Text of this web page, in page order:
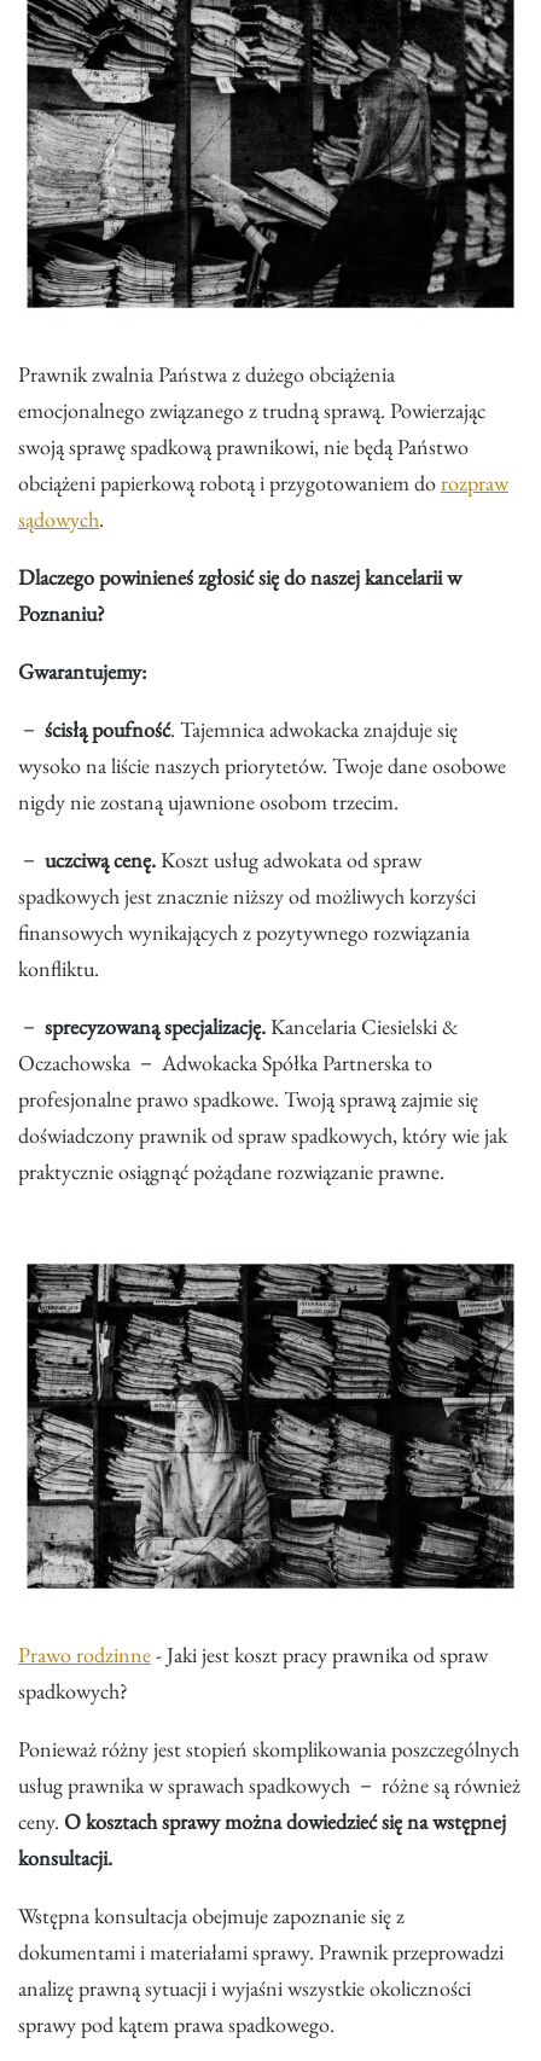
Prawnik zwalnia Państwa z dużego obciążenia
emocjonalnego związanego z trudną sprawą. Powierzając
swoją sprawę spadkową prawnikowi, nie będą Państwo
obciążeni papierkową robotą i przygotowaniem dorozpraw
sądowych.
Dlaczego powinieneś zgłosić się do naszej kancelarii w
Poznaniu?
Gwarantujemy:
－ ścisłą poufność. Tajemnica adwokacka znajduje się
wysoko na liście naszych priorytetów. Twoje dane osobowe
nigdy nie zostaną ujawnione osobom trzecim.
－ uczciwą cenę.Koszt usług adwokata od spraw
spadkowych jest znacznie niższy od możliwych korzyści
finansowych wynikających z pozytywnego rozwiązania
konfliktu.
－ sprecyzowaną specjalizację.Kancelaria Ciesielski &
Oczachowska － Adwokacka Spółka Partnerska to
profesjonalne prawo spadkowe. Twoją sprawą zajmie się
doświadczony prawnik od spraw spadkowych, który wie jak
praktycznie osiągnąć pożądane rozwiązanie prawne.
Prawo rodzinne- Jaki jest koszt pracy prawnika od spraw
spadkowych?
Ponieważ różny jest stopień skomplikowania poszczególnych
usług prawnika w sprawach spadkowych － różne są również
ceny. O kosztach sprawy można dowiedzieć się na wstępnej
konsultacji.
Wstępna konsultacja obejmuje zapoznanie się z
dokumentami i materiałami sprawy. Prawnik przeprowadzi
analizę prawną sytuacji i wyjaśni wszystkie okoliczności
sprawy pod kątem prawa spadkowego.